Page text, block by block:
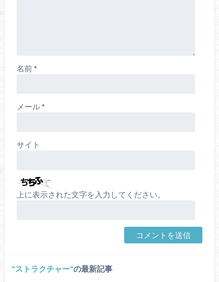
名前*
メール*
サイト
上に表示された文字を入力してください。
ストラクチャー の最新記事